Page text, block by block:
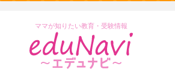
ママが知りたい教育・受験情報